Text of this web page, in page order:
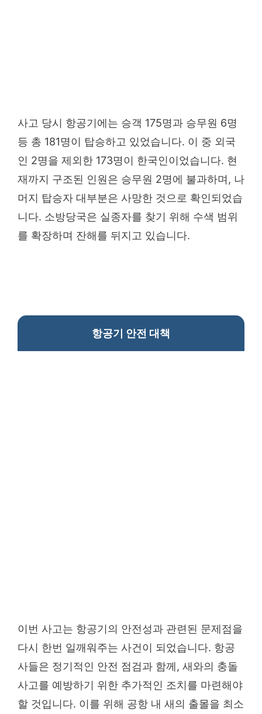
사고 당시 항공기에는 승객 175명과 승무원 6명
등 총 181명이 탑승하고 있었습니다. 이 중 외국
인 2명을 제외한 173명이 한국인이었습니다. 현
재까지 구조된 인원은 승무원 2명에 불과하며, 나
머지 탑승자 대부분은 사망한 것으로 확인되었습
니다. 소방당국은 실종자를 찾기 위해 수색 범위
를 확장하며 잔해를 뒤지고 있습니다.
항공기 안전 대책
이번 사고는 항공기의 안전성과 관련된 문제점을
다시 한번 일깨워주는 사건이 되었습니다. 항공
사들은 정기적인 안전 점검과 함께, 새와의 충돌
사고를 예방하기 위한 추가적인 조치를 마련해야
할 것입니다. 이를 위해 공항 내 새의 출몰을 최소